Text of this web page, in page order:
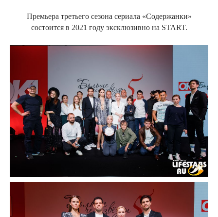
Премьера третьего сезона сериала «Содержанки»
состоится в 2021 году эксклюзивно на START.